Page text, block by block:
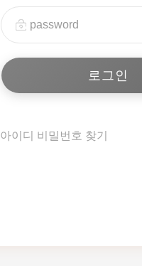
아이디 비밀번호 찾기